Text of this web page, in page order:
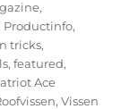
,
Productinfo,
tricks,
,featured,
Ace
,Vissen